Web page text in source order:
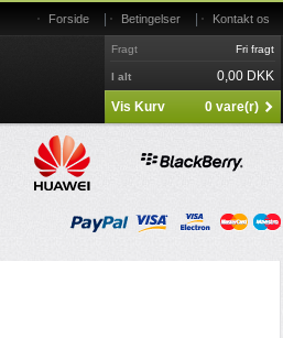
Forside Betingelser Kontakt os
Fragt Fri fragt
I alt
0,00 DKK
Vis Kurv
0 vare(r)